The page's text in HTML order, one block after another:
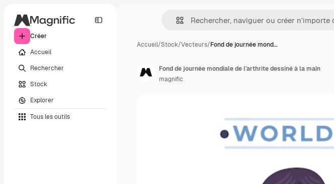
Créer
Accueil
Rechercher
Stock
Explorer
Tous les outils
Accueil/Stock/Vecteurs/Fond de journée mond…
Fond de journée mondiale de l'arthrite dessiné à la main
magnific